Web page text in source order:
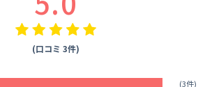
(口コミ 3件)
(3件)